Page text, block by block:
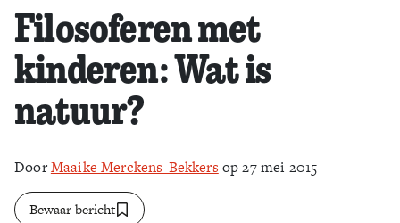
Filosoferen met
kinderen: Wat is
natuur?
DoorMaaike Merckens-Bekkers op 27 mei 2015
Bewaar bericht